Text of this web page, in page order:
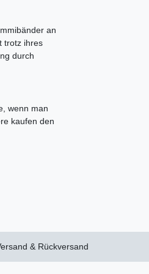
an
trotz ihres
durch
wenn man
kaufen den
& Rückversand